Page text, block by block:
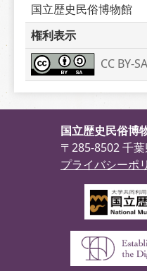
国立歴史民俗博物館
権利表示
CC BY-
国立歴史民俗博
〒285-8502 千
プライバシーポ